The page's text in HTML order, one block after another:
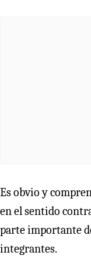
Es obvio y
en el sentido
parte importante
integrantes.